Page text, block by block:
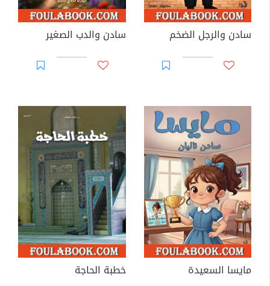
سادن والرجل الضخم سادن والدب الصغير
مايسا السعيدة
خطبة الحاجة